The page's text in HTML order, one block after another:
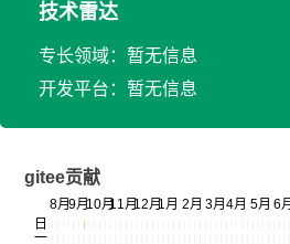
技术雷达
专长领域：暂无信息
开发平台：暂无信息
gitee贡献